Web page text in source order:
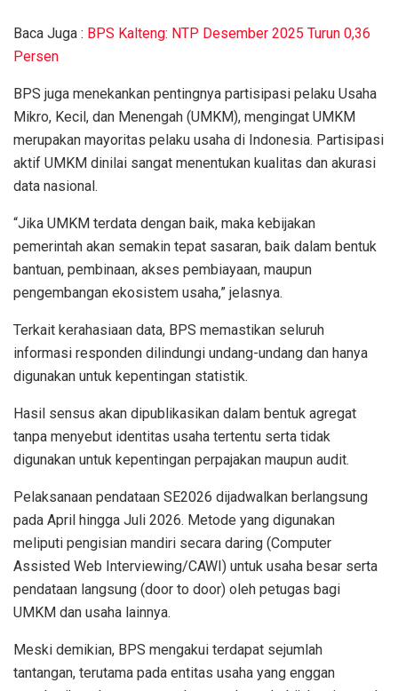
Baca Juga : BPS Kalteng: NTP Desember 2025 Turun 0,36
Persen
BPS juga menekankan pentingnya partisipasi pelaku Usaha
Mikro, Kecil, dan Menengah (UMKM), mengingat UMKM
merupakan mayoritas pelaku usaha di Indonesia. Partisipasi
aktif UMKM dinilai sangat menentukan kualitas dan akurasi
data nasional.
“Jika UMKM terdata dengan baik, maka kebijakan
pemerintah akan semakin tepat sasaran, baik dalam bentuk
bantuan, pembinaan, akses pembiayaan, maupun
pengembangan ekosistem usaha,” jelasnya.
Terkait kerahasiaan data, BPS memastikan seluruh
informasi responden dilindungi undang-undang dan hanya
digunakan untuk kepentingan statistik.
Hasil sensus akan dipublikasikan dalam bentuk agregat
tanpa menyebut identitas usaha tertentu serta tidak
digunakan untuk kepentingan perpajakan maupun audit.
Pelaksanaan pendataan SE2026 dijadwalkan berlangsung
pada April hingga Juli 2026. Metode yang digunakan
meliputi pengisian mandiri secara daring (Computer
Assisted Web Interviewing/CAWI) untuk usaha besar serta
pendataan langsung (door to door) oleh petugas bagi
UMKM dan usaha lainnya.
Meski demikian, BPS mengakui terdapat sejumlah
tantangan, terutama pada entitas usaha yang enggan